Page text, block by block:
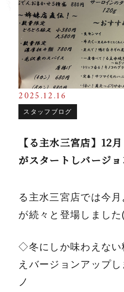
2025.12.16
スタッフブログ
【る主水三宮店】12
がスタートしバージョ
る主水三宮店では今
が続々と登場しました
◇冬にしか味わえない
えバージョンアップ
ノ